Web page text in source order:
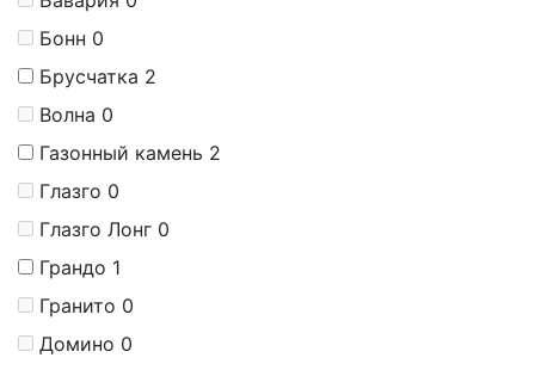
Бонн 0
Брусчатка 2
Волна 0
Газонный камень 2
Глазго 0
Глазго Лонг 0
Грандо 1
Гранито 0
Домино 0